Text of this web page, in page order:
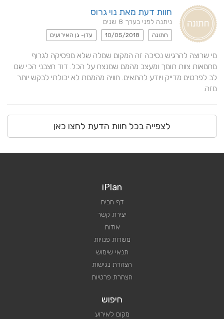
חוות דעת מאת נוי גרוס
ניתנה לפני בערך 8 שנים
חתונה 10/05/2018 עדן- גן האירועים
מזה.
לצפייה בכל חוות הדעת לחצו כאן
iPlan
דף הבית
יצירת קשר
אודות
משרות פנויות
תנאי שימוש
הצהרת נגישות
הצהרת פרטיות
חיפוש
מקום לאירוע